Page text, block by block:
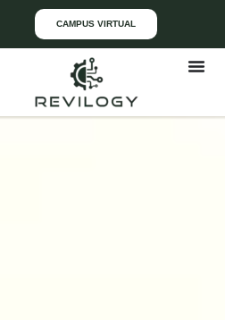
CAMPUS VIRTUAL